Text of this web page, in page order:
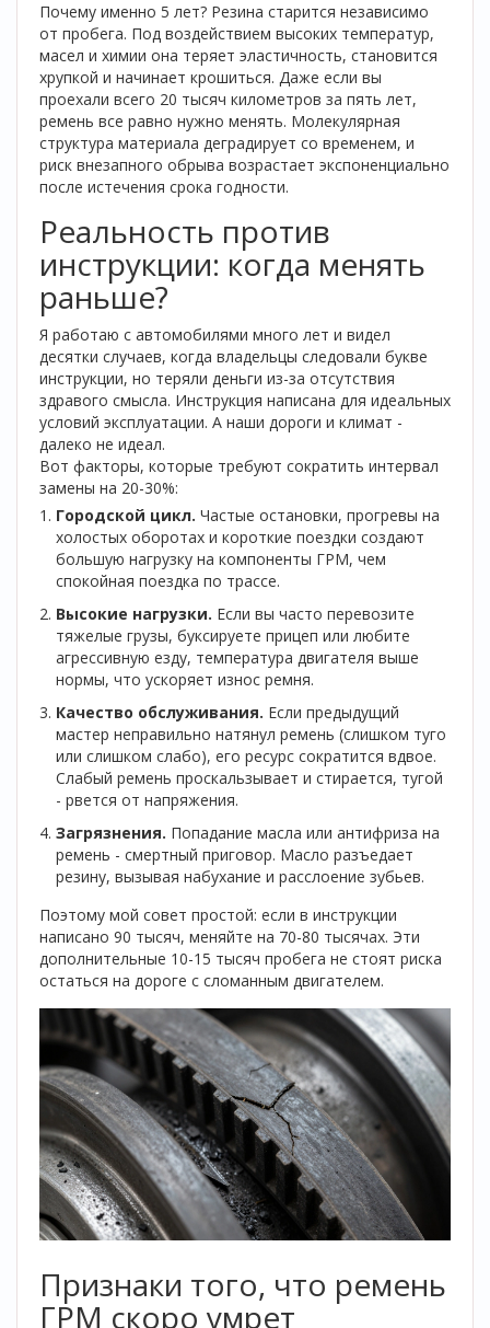
Почему именно 5 лет? Резина старится независимо
от пробега. Под воздействием высоких температур,
масел и химии она теряет эластичность, становится
хрупкой и начинает крошиться. Даже если вы
проехали всего 20 тысяч километров за пять лет,
ремень все равно нужно менять. Молекулярная
структура материала деградирует со временем, и
риск внезапного обрыва возрастает экспоненциально
после истечения срока годности.
Реальность против
инструкции: когда менять
раньше?
Я работаю с автомобилями много лет и видел
десятки случаев, когда владельцы следовали букве
инструкции, но теряли деньги из-за отсутствия
здравого смысла. Инструкция написана для идеальных
условий эксплуатации. А наши дороги и климат -
далеко не идеал.
Вот факторы, которые требуют сократить интервал
замены на 20-30%:
Городской цикл. Частые остановки, прогревы на
холостых оборотах и короткие поездки создают
большую нагрузку на компоненты ГРМ, чем
спокойная поездка по трассе.
Высокие нагрузки. Если вы часто перевозите
тяжелые грузы, буксируете прицеп или любите
агрессивную езду, температура двигателя выше
нормы, что ускоряет износ ремня.
Качество обслуживания. Если предыдущий
мастер неправильно натянул ремень (слишком туго
или слишком слабо), его ресурс сократится вдвое.
Слабый ремень проскальзывает и стирается, тугой
- рвется от напряжения.
Загрязнения. Попадание масла или антифриза на
ремень - смертный приговор. Масло разъедает
резину, вызывая набухание и расслоение зубьев.
Поэтому мой совет простой: если в инструкции
написано 90 тысяч, меняйте на 70-80 тысячах. Эти
дополнительные 10-15 тысяч пробега не стоят риска
остаться на дороге с сломанным двигателем.
Признаки того, что ремень
ГРМ скоро умрет